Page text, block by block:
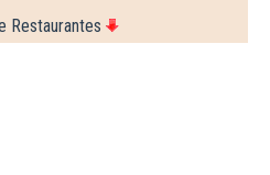
Restaurantes